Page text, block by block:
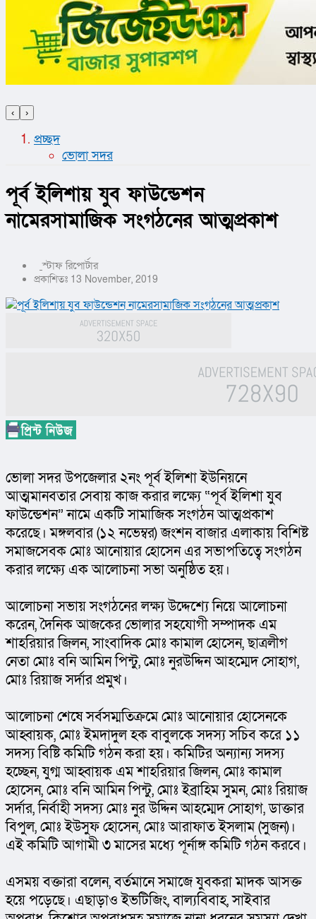
‹ ›
প্রচ্ছদ
ভোলা সদর
পূর্ব ইলিশায় যুব ফাউন্ডেশন
নামেরসামাজিক সংগঠনের আত্মপ্রকাশ
স্টাফ রিপোর্টার
প্রকাশিতঃ 13 November, 2019
ভোলা সদর উপজেলার ২নং পূর্ব ইলিশা ইউনিয়নে
আত্মমানবতার সেবায় কাজ করার লক্ষ্যে “পূর্ব ইলিশা যুব
ফাউন্ডেশন” নামে একটি সামাজিক সংগঠন আত্মপ্রকাশ
করেছে। মঙ্গলবার (১২ নভেম্বর) জংশন বাজার এলাকায় বিশিষ্ট
সমাজসেবক মোঃ আনোয়ার হোসেন এর সভাপতিত্বে সংগঠন
করার লক্ষ্যে এক আলোচনা সভা অনুষ্ঠিত হয়।
আলোচনা সভায় সংগঠনের লক্ষ্য উদ্দেশ্যে নিয়ে আলোচনা
করেন, দৈনিক আজকের ভোলার সহযোগী সম্পাদক এম
শাহরিয়ার জিলন, সাংবাদিক মোঃ কামাল হোসেন, ছাত্রলীগ
নেতা মোঃ বনি আমিন পিন্টু, মোঃ নুরউদ্দিন আহম্মেদ সোহাগ,
মোঃ রিয়াজ সর্দার প্রমুখ।
আলোচনা শেষে সর্বসম্মতিক্রমে মোঃ আনোয়ার হোসেনকে
আহ্বায়ক, মোঃ ইমদাদুল হক বাবুলকে সদস্য সচিব করে ১১
সদস্য বিষ্টি কমিটি গঠন করা হয়। কমিটির অন্যান্য সদস্য
হচ্ছেন, যুগ্ম আহ্বায়ক এম শাহরিয়ার জিলন, মোঃ কামাল
হোসেন, মোঃ বনি আমিন পিন্টু, মোঃ ইব্রাহিম সুমন, মোঃ রিয়াজ
সর্দার, নির্বাহী সদস্য মোঃ নুর উদ্দিন আহম্মেদ সোহাগ, ডাক্তার
বিপুল, মোঃ ইউসুফ হোসেন, মোঃ আরাফাত ইসলাম (সুজন)।
এই কমিটি আগামী ৩ মাসের মধ্যে পূর্নাঙ্গ কমিটি গঠন করবে।
এসময় বক্তারা বলেন, বর্তমানে সমাজে যুবকরা মাদক আসক্ত
হয়ে পড়েছে। এছাড়াও ইভটিজিং, বাল্যবিবাহ, সাইবার